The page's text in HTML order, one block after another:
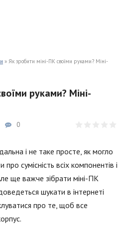
» Як зробити міні-ПК своїми руками? Міні-
руками? Міні-
0
і не таке просте, як могло
сумісність всіх компонентів і
ще важче зібрати міні-ПК
шукати в інтернеті
про те, щоб все